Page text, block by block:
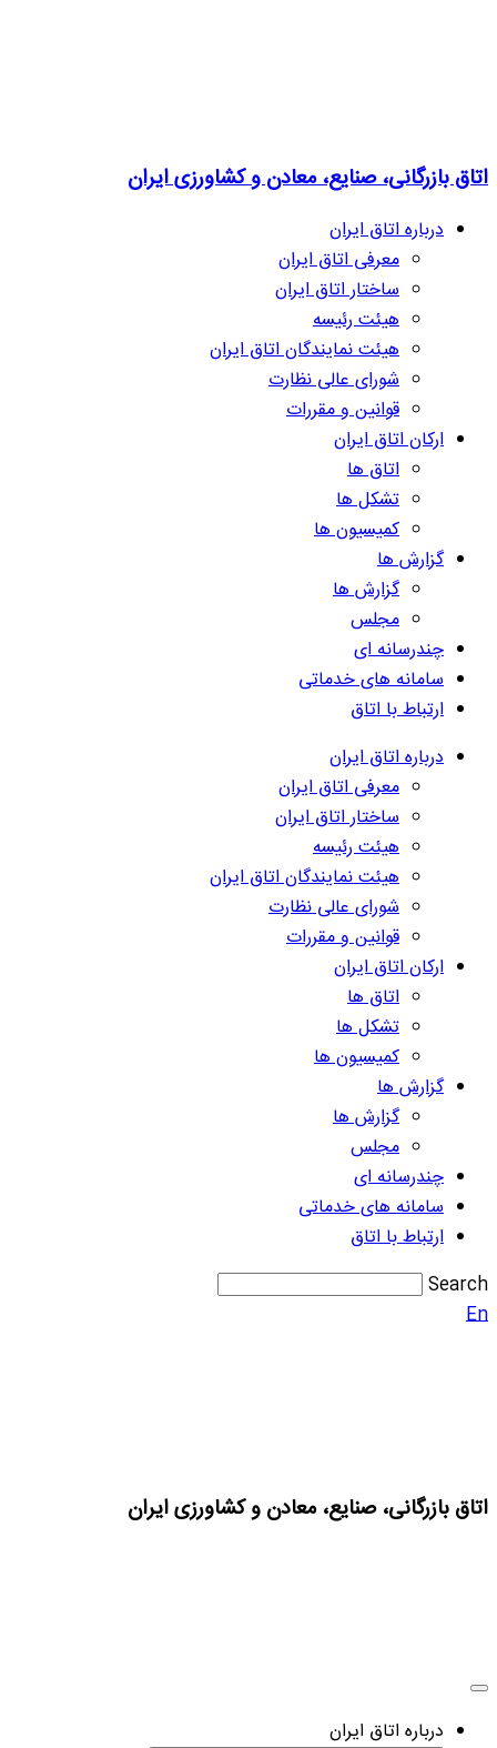
اتاق بازرگانی، صنایع، معادن و کشاورزی ایران
درباره اتاق ایران
معرفی اتاق ایران
ساختار اتاق ایران
هیئت رئیسه
هیئت نمایندگان اتاق ایران
شورای عالی نظارت
قوانین و مقررات
ارکان اتاق ایران
اتاق ها
تشکل ها
کمیسیون ها
گزارش ها
گزارش ها
مجلس
چندرسانه ای
سامانه های خدماتی
ارتباط با اتاق
درباره اتاق ایران
معرفی اتاق ایران
ساختار اتاق ایران
هیئت رئیسه
هیئت نمایندگان اتاق ایران
شورای عالی نظارت
قوانین و مقررات
ارکان اتاق ایران
اتاق ها
تشکل ها
کمیسیون ها
گزارش ها
گزارش ها
مجلس
چندرسانه ای
سامانه های خدماتی
ارتباط با اتاق
Search
En
اتاق بازرگانی، صنایع، معادن و کشاورزی ایران
درباره اتاق ایران